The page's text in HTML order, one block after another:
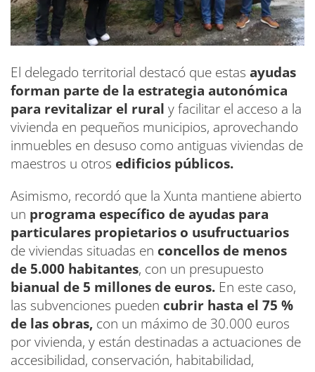
El delegado territorial destacó que estas ayudas
forman parte de la estrategia autonómica
para revitalizar el rural y facilitar el acceso a la
vivienda en pequeños municipios, aprovechando
inmuebles en desuso como antiguas viviendas de
maestros u otros edificios públicos.
Asimismo, recordó que la Xunta mantiene abierto
un programa específico de ayudas para
particulares propietarios o usufructuarios
de viviendas situadas en concellos de menos
de 5.000 habitantes, con un presupuesto
bianual de 5 millones de euros. En este caso,
las subvenciones pueden cubrir hasta el 75 %
de las obras, con un máximo de 30.000 euros
por vivienda, y están destinadas a actuaciones de
accesibilidad, conservación, habitabilidad,